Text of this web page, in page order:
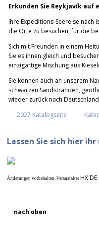
Erkunden Sie Reykjavík auf
Ihre Expeditions-Seereise nach
die Orte zu besuchen, für die
Sich mit Freunden in einem
Sie es ihnen gleich und
einzigartige Mischung aus
Sie können auch an unserem
schwarzen Sandstränden,
wieder zurück nach
2027 Katalogseite
Lassen Sie sich hier
Änderungen vorbehalten. Veranstalter HX
nach oben